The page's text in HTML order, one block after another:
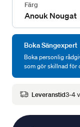
Färg
Anouk Nougat
Boka Sängexpert
Boka personlig
som gör skillnad för
Leveranstid3-4